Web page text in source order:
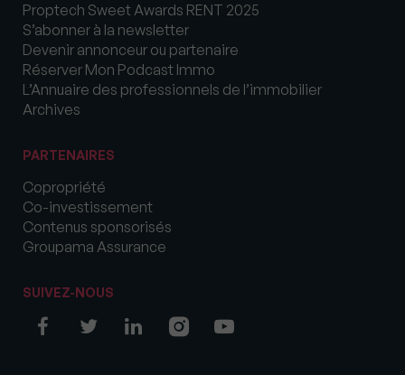
Proptech Sweet Awards RENT 2025
S’abonner à la newsletter
Devenir annonceur ou partenaire
Réserver Mon Podcast Immo
L’Annuaire des professionnels de l’immobilier
Archives
PARTENAIRES
Copropriété
Co-investissement
Contenus sponsorisés
Groupama Assurance
SUIVEZ-NOUS